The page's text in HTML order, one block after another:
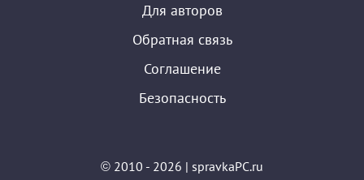
Для авторов
Обратная связь
Соглашение
Безопасность
© 2010 - 2026 | spravkaPC.ru